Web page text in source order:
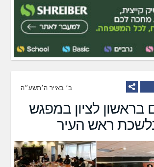
ב׳ באייר ה׳תשע״ה
בראשון לציון במפגש
ראש העיר